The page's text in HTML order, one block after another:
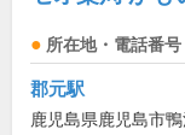
所在地・電話番号
郡元駅
鹿児島県鹿児島市